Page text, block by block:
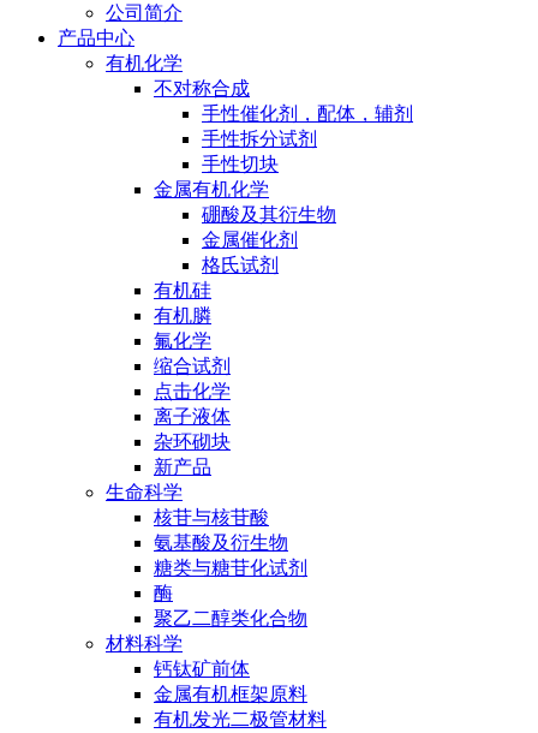
公司简介
产品中心
有机化学
不对称合成
手性催化剂，配体，辅剂
手性拆分试剂
手性切块
金属有机化学
硼酸及其衍生物
金属催化剂
格氏试剂
有机硅
有机膦
氟化学
缩合试剂
点击化学
离子液体
杂环砌块
新产品
生命科学
核苷与核苷酸
氨基酸及衍生物
糖类与糖苷化试剂
酶
聚乙二醇类化合物
材料科学
钙钛矿前体
金属有机框架原料
有机发光二极管材料